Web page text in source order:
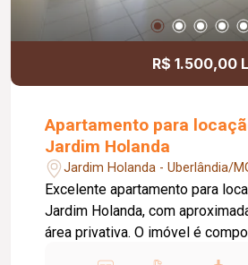
receber sua empresa.
R$ 1.500,00 L
Apartamento para
Jardim Holanda
Jardim Holanda - Uberlândia/
Excelente apartamento para
Jardim Holanda, com
área privativa. O imóvel é